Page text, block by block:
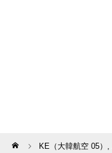
Home KE（大韓航空 05） ,